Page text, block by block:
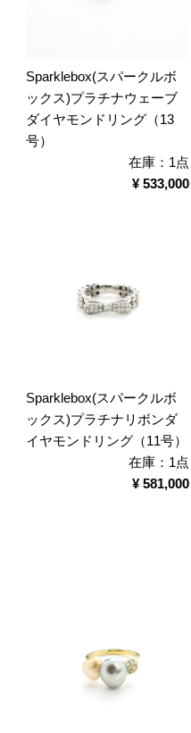
Sparklebox(スパークルボ
ックス)プラチナウェーブ
ダイヤモンドリング（13
号）
在庫：1点
¥ 533,000
Sparklebox(スパークルボ
ックス)プラチナリボンダ
イヤモンドリング（11号）
在庫：1点
¥ 581,000